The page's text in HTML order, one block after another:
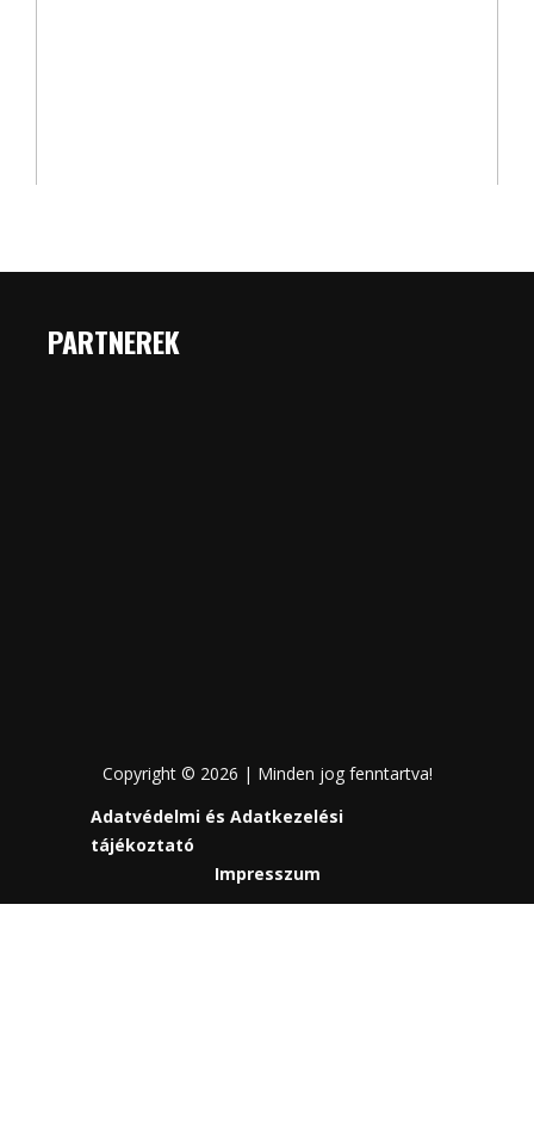
PARTNEREK
Copyright © 2026 | Minden jog fenntartva!
Adatvédelmi és Adatkezelési
tájékoztató
Impresszum